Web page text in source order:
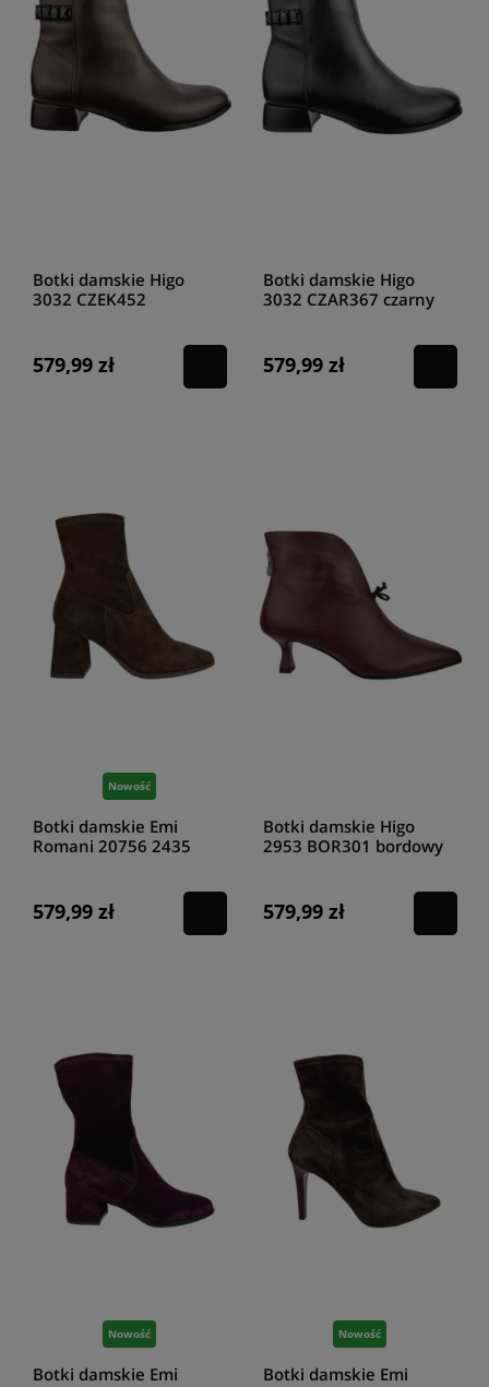
Botki damskie Higo
3032 CZEK452
579,99 zł
Botki damskie Higo
3032 CZAR367 czarny
579,99 zł
Nowość
Botki damskie Emi
Romani 20756 2435
579,99 zł
Botki damskie Higo
2953 BOR301 bordowy
579,99 zł
Nowość
Botki damskie Emi
Nowość
Botki damskie Emi